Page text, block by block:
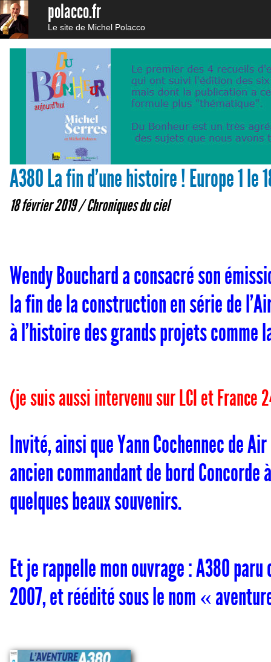
polacco.fr
Le site de Michel Polacco
A380 La fin d’une histoire ! Europe 1 le
18 février 2019 /Chroniques du ciel
Wendy Bouchard a consacré son
la fin de la construction en série de
à l’histoire des grands projets comme
(je suis aussi intervenu sur LCI et France
Invité, ainsi que Yann Cochennec de
ancien commandant de bord Concorde
quelques beaux souvenirs.
Et je rappelle mon ouvrage : A380
2007, et réédité sous le nom «